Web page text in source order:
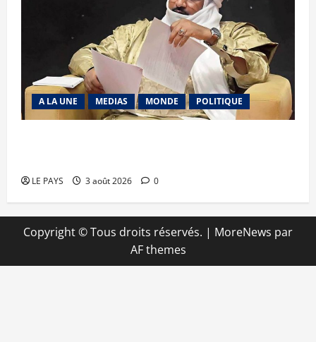
A LA UNE MEDIAS MONDE POLITIQUE
LE PAYS 3 août 2026 0
Copyright © Tous droits réservés. | MoreNews par
AF themes